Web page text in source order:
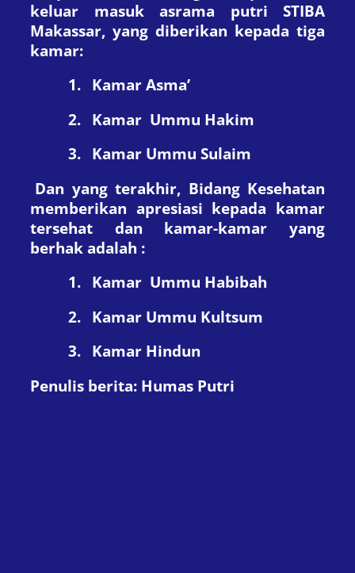
keluar masuk asrama putri STIBA
Makassar, yang diberikan kepada tiga
kamar:
1. Kamar Asma’
2. Kamar Ummu Hakim
3. Kamar Ummu Sulaim
Dan yang terakhir, Bidang Kesehatan
memberikan apresiasi kepada kamar
tersehat dan kamar-kamar yang
berhak adalah :
1. Kamar Ummu Habibah
2. Kamar Ummu Kultsum
3. Kamar Hindun
Penulis berita: Humas Putri